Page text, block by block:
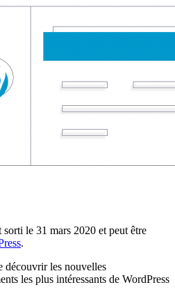
sorti le 31 mars 2020 et peut être
.
découvrir les nouvelles
les plus intéressants de WordPress